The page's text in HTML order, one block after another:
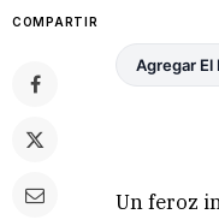
COMPARTIR
Agregar El
Un feroz